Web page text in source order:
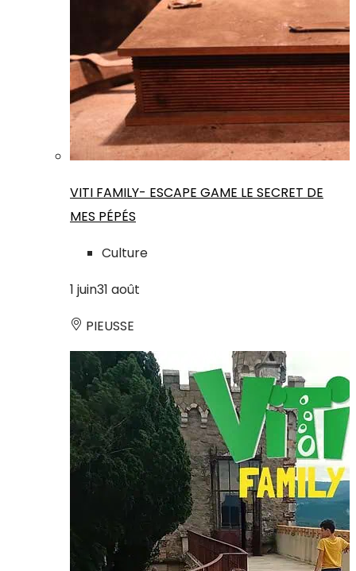
VITI FAMILY- ESCAPE GAME LE SECRET DE
MES PÉPÉS
Culture
1 juin31 août
PIEUSSE